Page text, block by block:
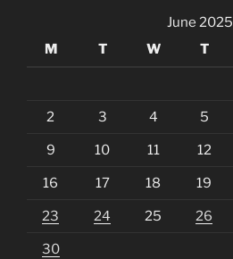
June 2025
M
T W T
2 3 4 5
9 10 11 12
16 17 18 19
23 24 25 26
30